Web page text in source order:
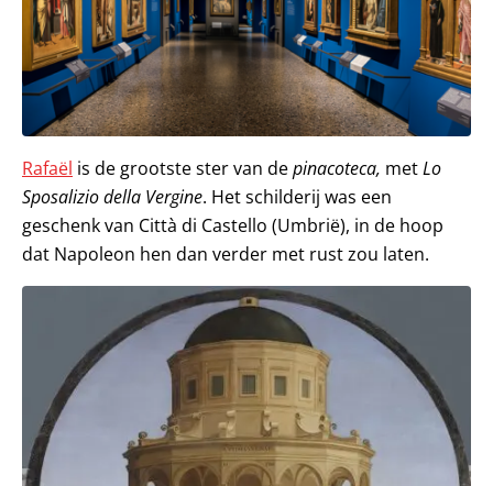
Rafaël is de grootste ster van depinacoteca, metLo
Sposalizio della Vergine. Het schilderij was een
geschenk van Città di Castello (Umbrië), in de hoop
dat Napoleon hen dan verder met rust zou laten.